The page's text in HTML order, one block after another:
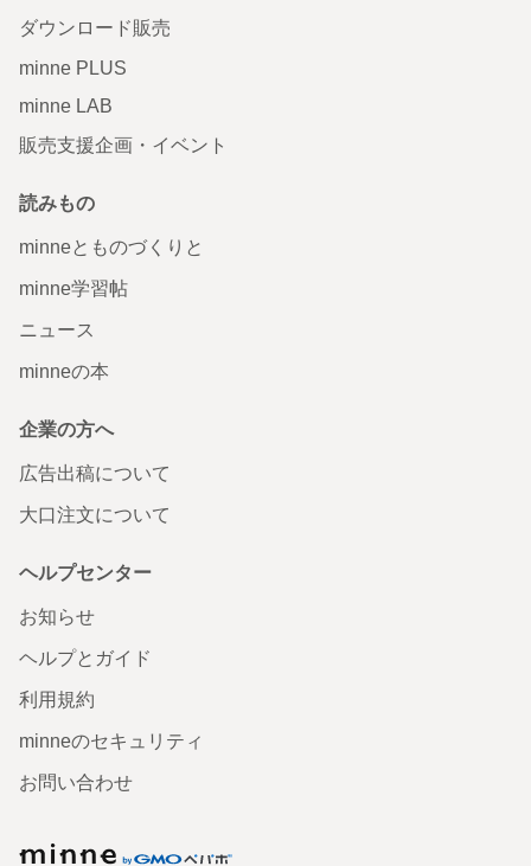
ダウンロード販売
minne PLUS
minne LAB
販売支援企画・イベント
読みもの
minneとものづくりと
minne学習帖
ニュース
minneの本
企業の方へ
広告出稿について
大口注文について
ヘルプセンター
お知らせ
ヘルプとガイド
利用規約
minneのセキュリティ
お問い合わせ